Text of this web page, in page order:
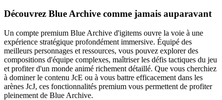
Découvrez Blue Archive comme jamais auparavant
Un compte premium Blue Archive d'igitems ouvre la voie à une
expérience stratégique profondément immersive. Équipé des
meilleurs personnages et ressources, vous pouvez explorer des
compositions d'équipe complexes, maîtriser les défis tactiques du jeu
et profiter d'un monde animé richement détaillé. Que vous cherchiez
à dominer le contenu JcE ou à vous battre efficacement dans les
arènes JcJ, ces fonctionnalités premium vous permettent de profiter
pleinement de Blue Archive.